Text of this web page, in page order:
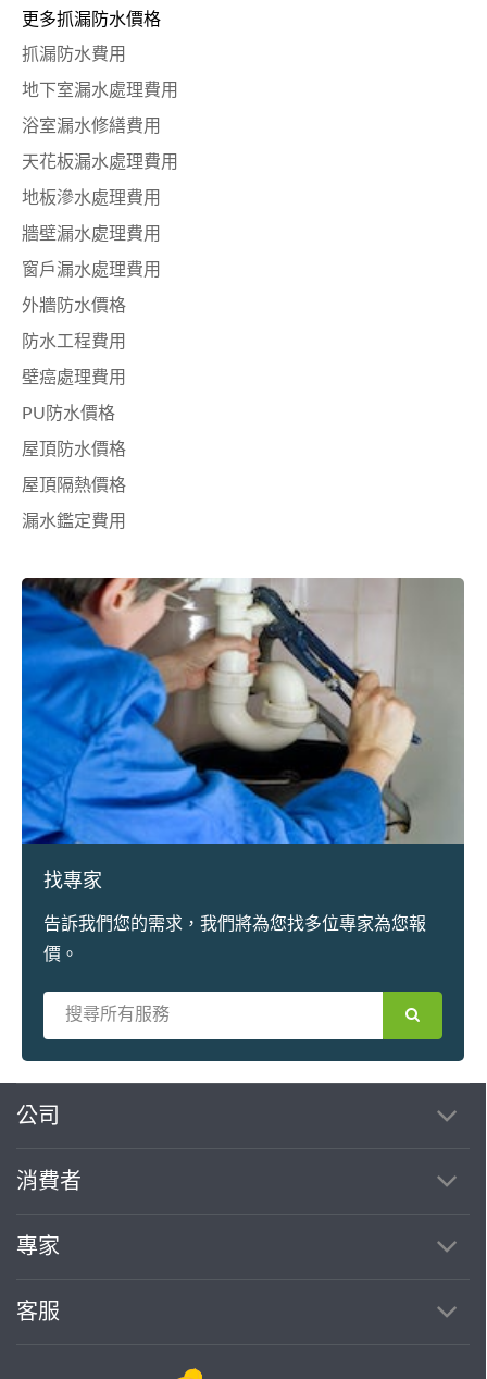
更多抓漏防水價格
抓漏防水費用
地下室漏水處理費用
浴室漏水修繕費用
天花板漏水處理費用
地板滲水處理費用
牆壁漏水處理費用
窗戶漏水處理費用
外牆防水價格
防水工程費用
壁癌處理費用
PU防水價格
屋頂防水價格
屋頂隔熱價格
漏水鑑定費用
找專家
告訴我們您的需求，我們將為您找多位專家為您報
價。
公司
消費者
專家
客服
繼續完成